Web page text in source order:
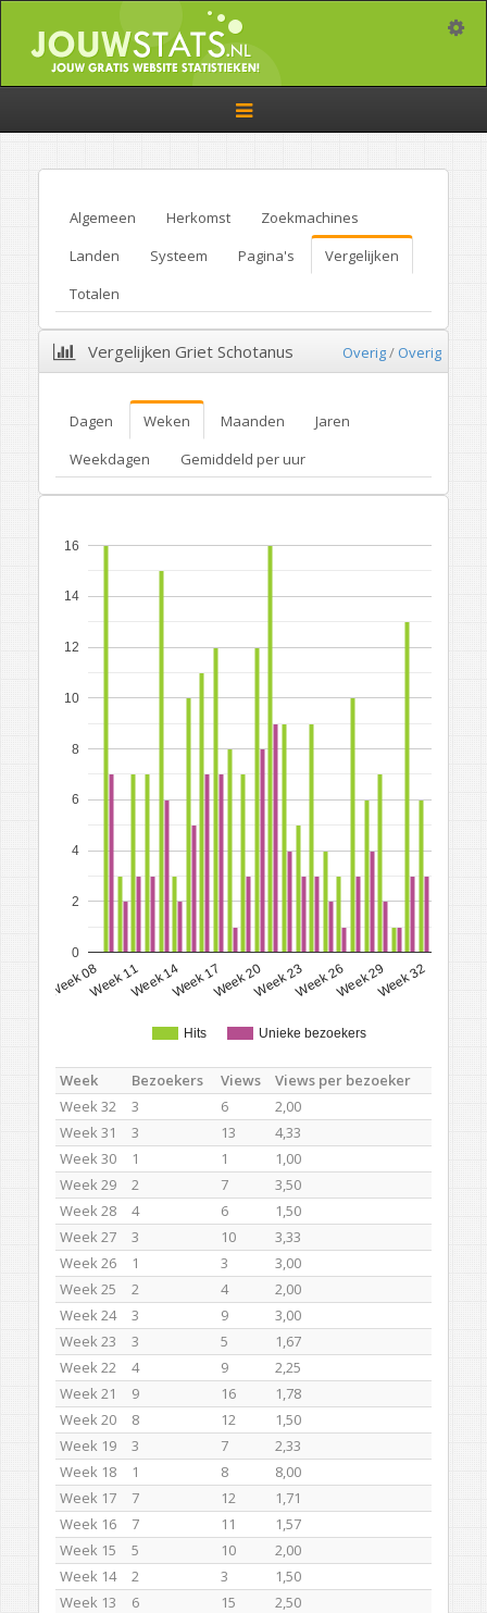
Toggle
navigation
Algemeen Herkomst
Zoekmachines
Landen
Systeem Pagina's
Vergelijken
Totalen
Vergelijken Griet Schotanus Overig/Overig
Dagen Weken Maanden
Jaren
Weekdagen
Gemiddeld per uur
Hits Unieke bezoekers
Week 32
Week 29
Week 26
Week 23
Week 20
Week 17
Week 14
Week 11
Week 08
0
2
4
6
8
10
12
14
16
Week Bezoekers Views
Views per bezoeker
Week 32
3 6
2,00
Week 31
3 13
4,33
Week 30
1 1
1,00
Week 29
2 7
3,50
Week 28
4 6
1,50
Week 27
3 10
3,33
Week 26
1 3
3,00
Week 25
2 4
2,00
Week 24
3 9
3,00
Week 23
3 5
1,67
Week 22
4 9
2,25
Week 21
9 16
1,78
Week 20
8 12
1,50
Week 19
3 7
2,33
Week 18
1 8
8,00
Week 17
7 12
1,71
Week 16
7 11
1,57
Week 15
5 10
2,00
Week 14
2 3
1,50
Week 13
6 15
2,50